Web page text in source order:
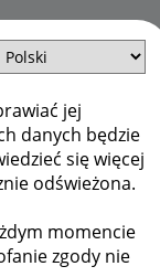
jej
danych będzie
się więcej
odświeżona.
momencie
zgody nie
Etykiety
Adres dostawy
Allegro AD02E4X8E0